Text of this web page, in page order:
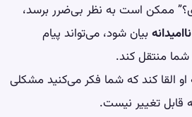
ممکن است به نظر بی‌ضرر برسد،
ناامیدانهبیان شود، می‌تواند پیام
شما منتقل کند.
القا کند که شما فکر می‌کنید مشکلی
قابل تغییر نیست.